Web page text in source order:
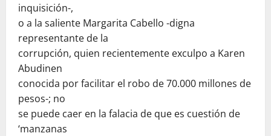
inquisición-,
o a la saliente Margarita Cabello -digna
representante de la
corrupción, quien recientemente exculpo a Karen
Abudinen
conocida por facilitar el robo de 70.000 millones de
pesos-; no
se puede caer en la falacia de que es cuestión de
‘manzanas